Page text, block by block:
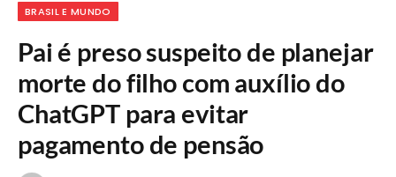
BRASIL E MUNDO
Pai é preso suspeito de planejar
morte do filho com auxílio do
ChatGPT para evitar
pagamento de pensão